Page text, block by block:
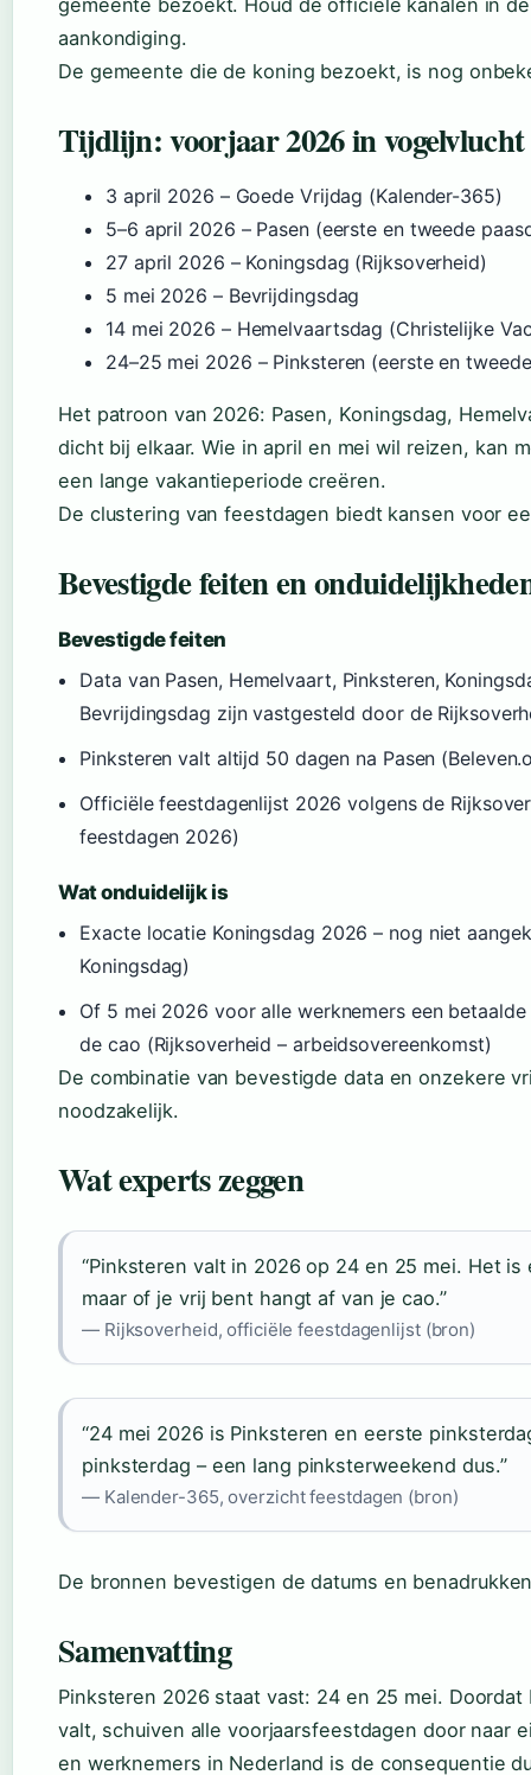
aankondiging.
De gemeente die de koning bezoekt, is nog
Tijdlijn: voorjaar 2026 in vogelvlucht
3 april 2026 – Goede Vrijdag (Kalender-365)
5–6 april 2026 – Pasen (eerste en tweede
27 april 2026 – Koningsdag (Rijksoverheid)
5 mei 2026 – Bevrijdingsdag
14 mei 2026 – Hemelvaartsdag (Christelijke
24–25 mei 2026 – Pinksteren (eerste en
Het patroon van 2026: Pasen, Koningsdag,
dicht bij elkaar. Wie in april en mei wil reizen, kan
een lange vakantieperiode creëren.
De clustering van feestdagen biedt kansen voor
Bevestigde feiten en
Bevestigde feiten
Data van Pasen, Hemelvaart, Pinksteren,
Bevrijdingsdag zijn vastgesteld door de
Pinksteren valt altijd 50 dagen na Pasen
Officiële feestdagenlijst 2026 volgens de
feestdagen 2026)
Wat onduidelijk is
Exacte locatie Koningsdag 2026 – nog niet
Koningsdag)
Of 5 mei 2026 voor alle werknemers een
de cao (Rijksoverheid – arbeidsovereenkomst)
De combinatie van bevestigde data en onzekere
noodzakelijk.
Wat experts zeggen
“Pinksteren valt in 2026 op 24 en 25 mei. Het
maar of je vrij bent hangt af van je cao.”
— Rijksoverheid, officiële feestdagenlijst (bron)
“24 mei 2026 is Pinksteren en eerste
pinksterdag – een lang pinksterweekend dus.”
— Kalender-365, overzicht feestdagen (bron)
De bronnen bevestigen de datums en
Samenvatting
Pinksteren 2026 staat vast: 24 en 25 mei. Doordat
valt, schuiven alle voorjaarsfeestdagen door naar
en werknemers in Nederland is de consequentie